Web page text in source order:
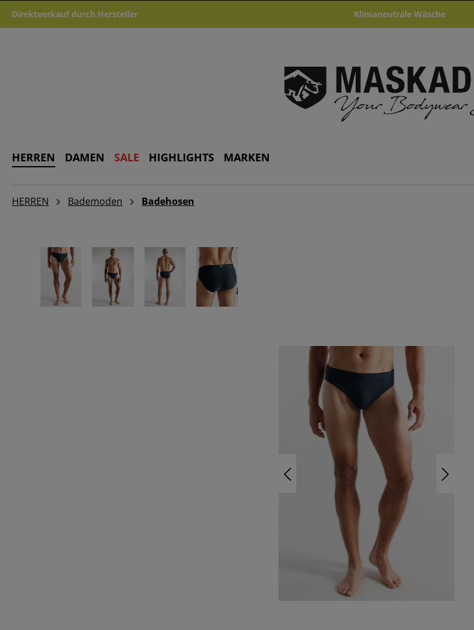
Hauptinhalt springen
Zur Suche springen
Zur Hauptnavigation springen
Direktverkauf durch Hersteller Klimaneutrale Wäsche
HERREN DAMEN SALE HIGHLIGHTS MARKEN
HERREN Bademoden Badehosen